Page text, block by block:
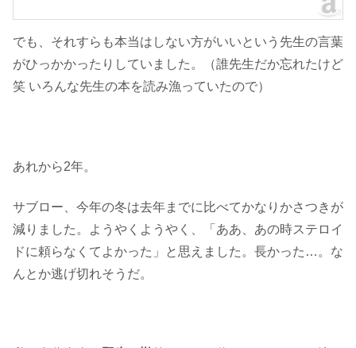
でも、それすらも本当はしない方がいいという先生の言葉
がひっかかったりしていました。（誰先生だか忘れたけど
笑 いろんな先生の本を読み漁っていたので）
あれから2年。
サブロー、今年の冬は去年までに比べてかなりかさつきが
減りました。ようやくようやく、「ああ、あの時ステロイ
ドに頼らなくてよかった」と思えました。長かった…。な
んとか逃げ切れそうだ。